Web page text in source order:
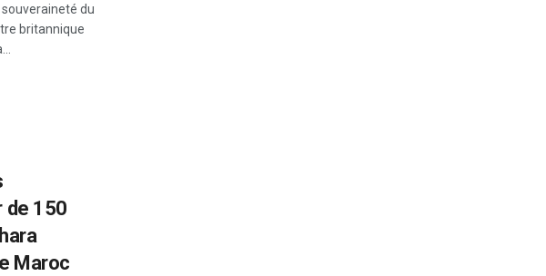
souveraineté du
britannique
de 150
Maroc